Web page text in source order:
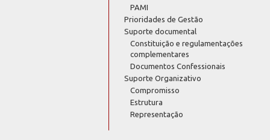
PAMI
Prioridades de Gestão
Suporte documental
Constituição e regulamentações
complementares
Documentos Confessionais
Suporte Organizativo
Compromisso
Estrutura
Representação